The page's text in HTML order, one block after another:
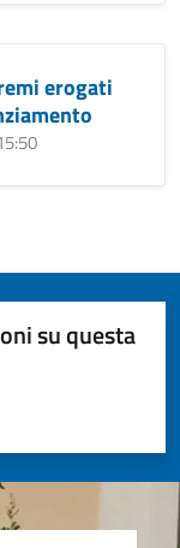
erogati
su questa